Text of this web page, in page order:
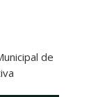
de